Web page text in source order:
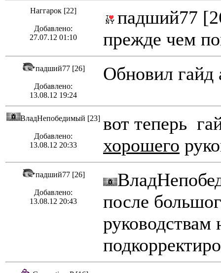
Наггарок [22]
Добавлено:
27.07.12 01:10
падший77
прежде чем
падший77 [26]
Добавлено:
13.08.12 19:24
Обновил гайд
ВладНепобедимый [23]
Добавлено:
13.08.12 20:33
вот теперь
хорошего
падший77 [26]
Добавлено:
13.08.12 20:43
после
руководствам